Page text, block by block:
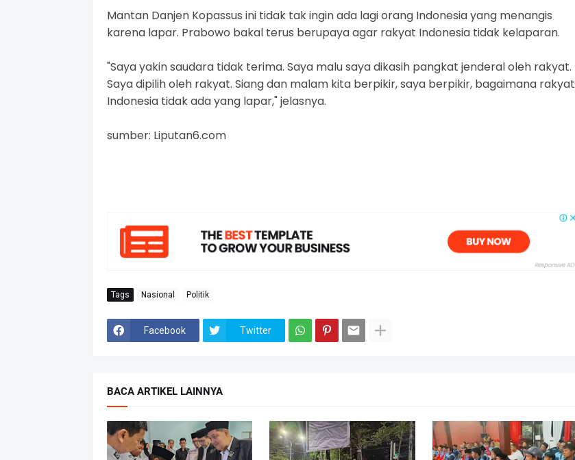
Mantan Danjen Kopassus ini tidak tak ingin ada lagi orang Indonesia yang menangis
karena lapar. Prabowo bakal terus berupaya agar rakyat Indonesia tidak kelaparan.
"Saya yakin saudara tidak terima. Saya malu saya dikasih pangkat jenderal oleh rakyat.
Saya dipilih oleh rakyat. Siang dan malam kita berpikir, saya berpikir, bagaimana rakyat
Indonesia tidak ada yang lapar," jelasnya.
sumber: Liputan6.com
Tags Nasional Politik
Facebook Twitter
BACA ARTIKEL LAINNYA